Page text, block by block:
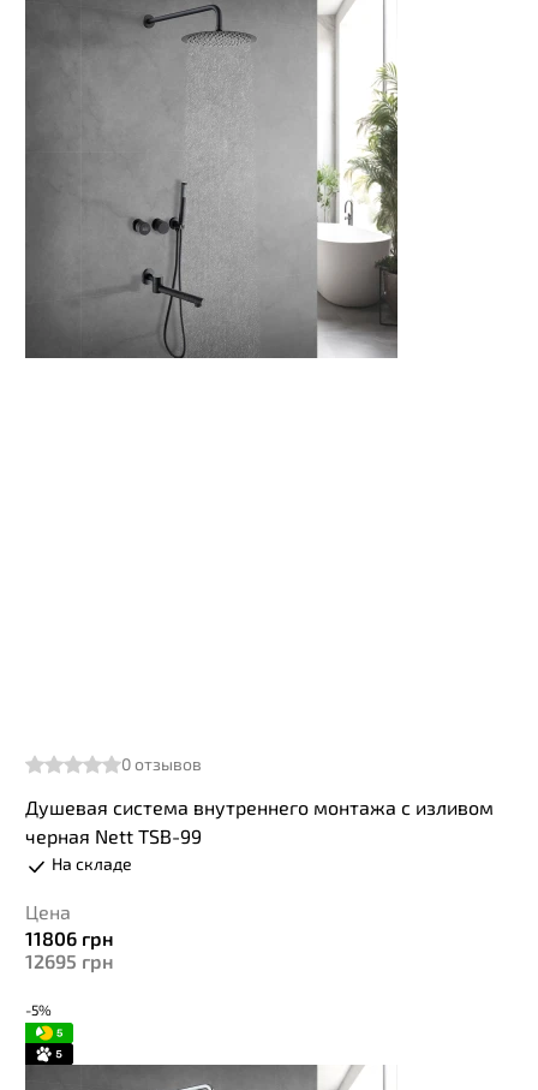
0отзывов
Душевая система внутреннего монтажа с изливом
черная Nett TSB-99
На складе
Цена
11806 грн
12695 грн
-5%